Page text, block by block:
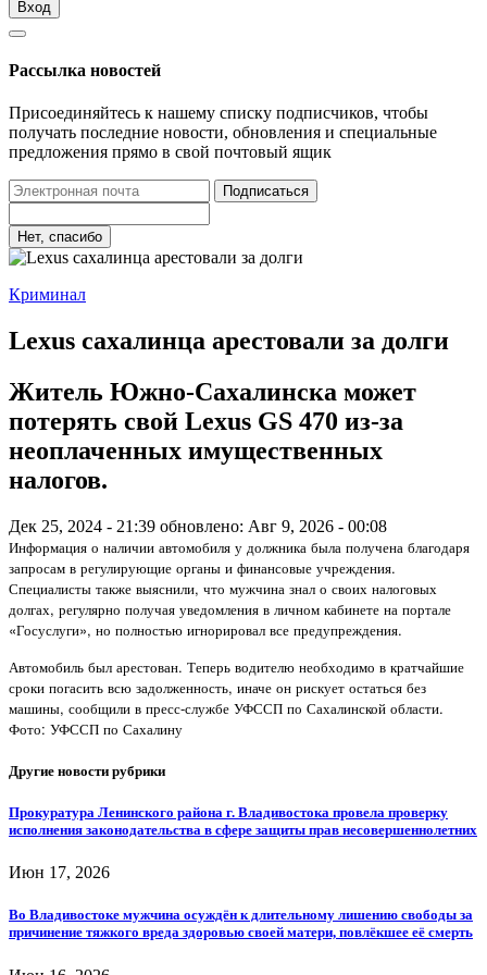
Вход
Рассылка новостей
Присоединяйтесь к нашему списку подписчиков, чтобы
получать последние новости, обновления и специальные
предложения прямо в свой почтовый ящик
Подписаться
Нет, спасибо
Криминал
Lexus сахалинца арестовали за долги
Житель Южно-Сахалинска может
потерять свой Lexus GS 470 из-за
неоплаченных имущественных
налогов.
Дек 25, 2024 - 21:39 обновлено: Авг 9, 2026 - 00:08
Информация о наличии автомобиля у должника была получена благодаря
запросам в регулирующие органы и финансовые учреждения.
Специалисты также выяснили, что мужчина знал о своих налоговых
долгах, регулярно получая уведомления в личном кабинете на портале
«Госуслуги», но полностью игнорировал все предупреждения.
Автомобиль был арестован. Теперь водителю необходимо в кратчайшие
сроки погасить всю задолженность, иначе он рискует остаться без
машины, сообщили в пресс-службе УФССП по Сахалинской области.
Фото: УФССП по Сахалину
Другие новости рубрики
Прокуратура Ленинского района г. Владивостока провела проверку
исполнения законодательства в сфере защиты прав несовершеннолетних
Июн 17, 2026
Во Владивостоке мужчина осуждён к длительному лишению свободы за
причинение тяжкого вреда здоровью своей матери, повлёкшее её смерть